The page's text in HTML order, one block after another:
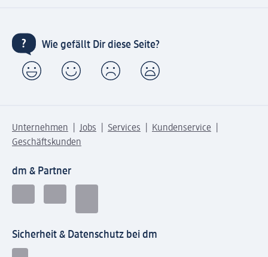
Wie gefällt Dir diese Seite?
Unternehmen Jobs Services
Kundenservice
Geschäftskunden
dm & Partner
Sicherheit & Datenschutz bei dm